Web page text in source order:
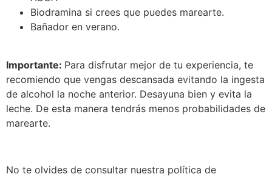
Biodramina si crees que puedes marearte.
Bañador en verano.
Importante: Para disfrutar mejor de tu experiencia, te
recomiendo que vengas descansada evitando la ingesta
de alcohol la noche anterior. Desayuna bien y evita la
leche. De esta manera tendrás menos probabilidades de
marearte.
No te olvides de consultar nuestra política de